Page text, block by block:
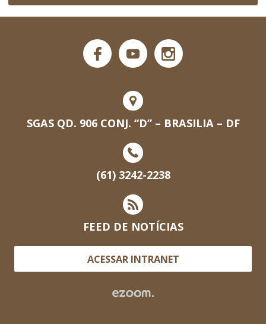
SGAS QD. 906 CONJ. “D” – BRASILIA – DF
(61) 3242-2238
FEED DE NOTÍCIAS
ACESSAR INTRANET